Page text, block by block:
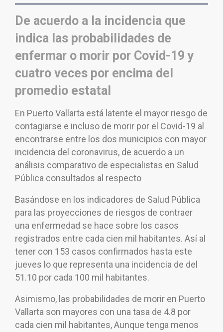
De acuerdo a la incidencia que
indica las probabilidades de
enfermar o morir por Covid-19 y
cuatro veces por encima del
promedio estatal
En Puerto Vallarta está latente el mayor riesgo de
contagiarse e incluso de morir por el Covid-19 al
encontrarse entre los dos municipios con mayor
incidencia del coronavirus, de acuerdo a un
análisis comparativo de especialistas en Salud
Pública consultados al respecto
Basándose en los indicadores de Salud Pública
para las proyecciones de riesgos de contraer
una enfermedad se hace sobre los casos
registrados entre cada cien mil habitantes. Así al
tener con 153 casos confirmados hasta este
jueves lo que representa una incidencia de del
51.10 por cada 100 mil habitantes.
Asimismo, las probabilidades de morir en Puerto
Vallarta son mayores con una tasa de 4.8 por
cada cien mil habitantes, Aunque tenga menos